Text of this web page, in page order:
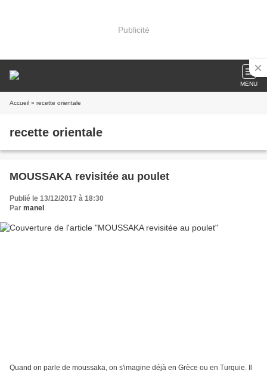
Publicité
MENU
Accueil » recette orientale
recette orientale
MOUSSAKA revisitée au poulet
Publié le 13/12/2017 à 18:30
Par manel
Quand on parle de moussaka, on s'imagine déjà en Grèce ou en Turquie. Il